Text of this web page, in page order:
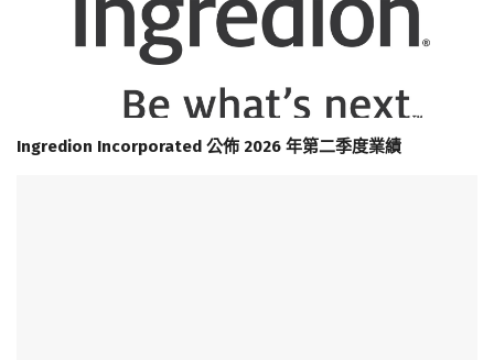
Ingredion Incorporated 公佈 2026 年第二季度業績